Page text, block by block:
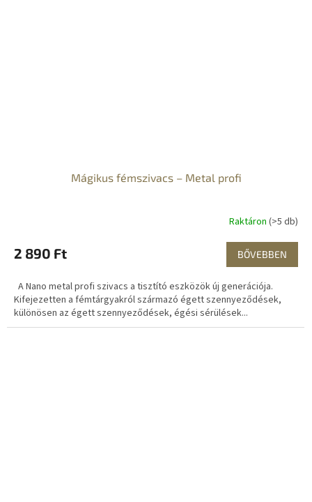
Mágikus fémszivacs – Metal profi
Raktáron (>5 db)
2 890 Ft BŐVEBBEN
A Nano metal profi szivacs a tisztító eszközök új generációja.
Kifejezetten a fémtárgyakról származó égett szennyeződések,
különösen az égett szennyeződések, égési sérülések...